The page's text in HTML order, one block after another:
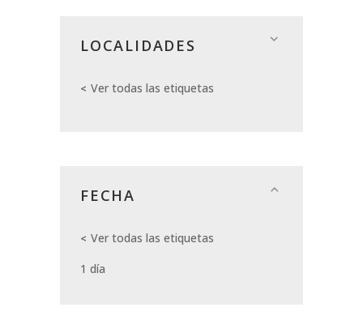
LOCALIDADES
Ver todas las etiquetas
FECHA
Ver todas las etiquetas
1 día